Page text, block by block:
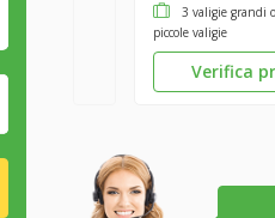
3 valigie grandi
piccole valigie
Verifica